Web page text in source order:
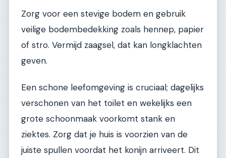
Zorg voor een stevige bodem en gebruik
veilige bodembedekking zoals hennep, papier
of stro. Vermijd zaagsel, dat kan longklachten
geven.
Een schone leefomgeving is cruciaal; dagelijks
verschonen van het toilet en wekelijks een
grote schoonmaak voorkomt stank en
ziektes. Zorg dat je huis is voorzien van de
juiste spullen voordat het konijn arriveert. Dit